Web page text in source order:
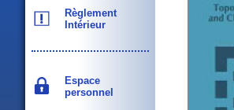
Règlement
Intérieur
Espace
personnel